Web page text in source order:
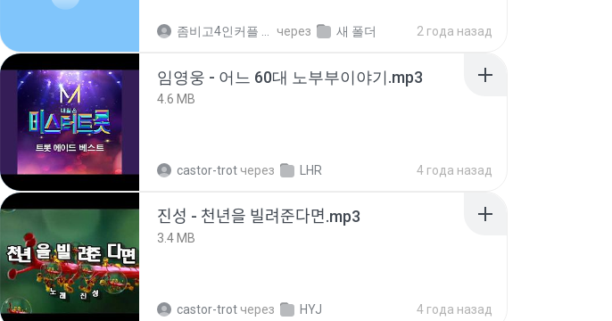
через 새 폴더 2 года назад
임영웅 - 어느 60대 노부부이야기.mp3
4.6 MB
castor-trot через LHR 4 года назад
진성 - 천년을 빌려준다면.mp3
3.4 MB
castor-trot через HYJ 4 года назад